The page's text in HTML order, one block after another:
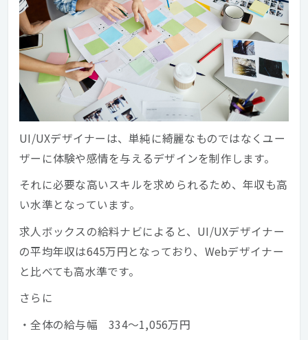
UI/UXデザイナーは、単純に綺麗なものではなくユー
ザーに体験や感情を与えるデザインを制作します。
それに必要な高いスキルを求められるため、年収も高
い水準となっています。
求人ボックスの給料ナビによると、UI/UXデザイナー
の平均年収は645万円となっており、Webデザイナー
と比べても高水準です。
さらに
・全体の給与幅 334〜1,056万円